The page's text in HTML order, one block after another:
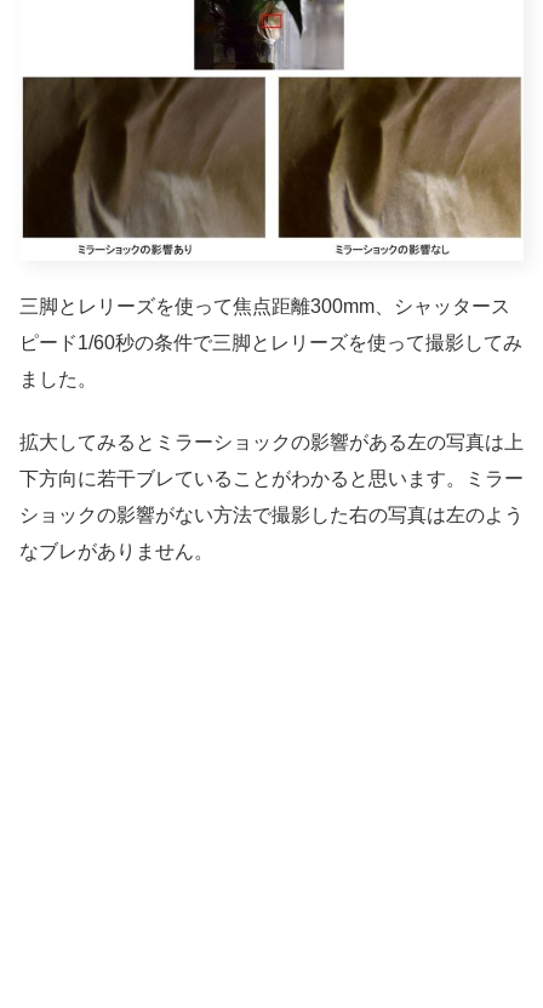
三脚とレリーズを使って焦点距離300mm、シャッタース
ピード1/60秒の条件で三脚とレリーズを使って撮影してみ
ました。
拡大してみるとミラーショックの影響がある左の写真は上
下方向に若干ブレていることがわかると思います。ミラー
ショックの影響がない方法で撮影した右の写真は左のよう
なブレがありません。